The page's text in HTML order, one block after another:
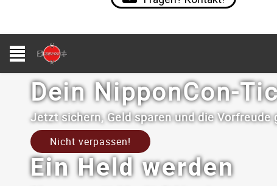
Dein NipponCon-
Jetzt sichern, Geld sparen und die Vorfreude
Nicht verpassen!
Ein Held werden